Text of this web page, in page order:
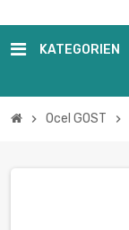
KATEGORIEN
chevron_right Ocel GOST chevron_right